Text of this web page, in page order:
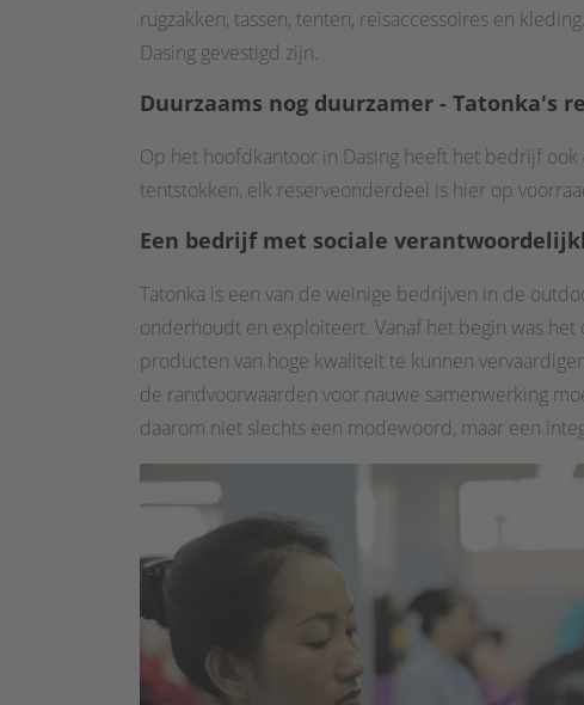
rugzakken, tassen, tenten, reisaccessoires en
Dasing gevestigd zijn.
Duurzaams nog duurzamer - Tatonka's
Op het hoofdkantoor in Dasing heeft het bedrijf
tentstokken, elk reserveonderdeel is hier op
Een bedrijf met sociale
Tatonka is een van de weinige bedrijven in de
onderhoudt en exploiteert. Vanaf het begin was
producten van hoge kwaliteit te kunnen
de randvoorwaarden voor nauwe samenwerking
daarom niet slechts een modewoord, maar een